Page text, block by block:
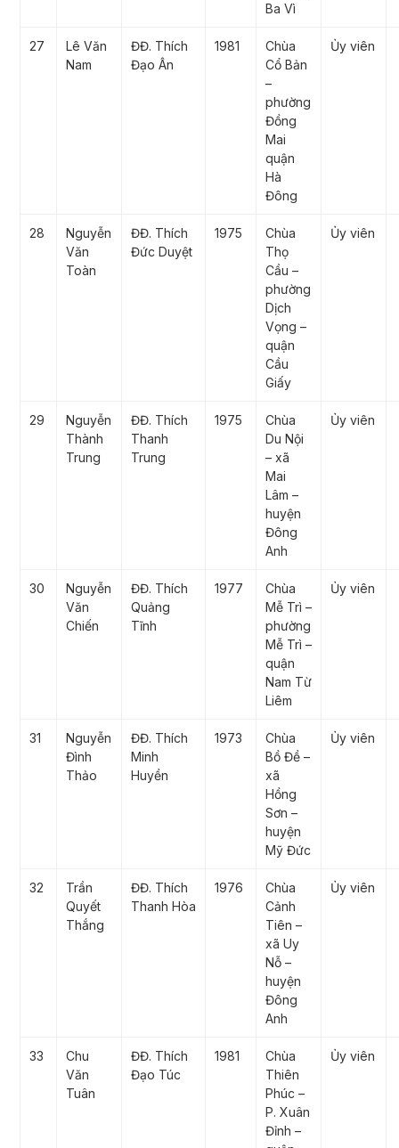
Ba Vì
27
Lê Văn
Nam
ĐĐ. Thích
Đạo Ân
1981
Chùa
Cổ Bản
–
phường
Đồng
Mai
quận
Hà
Đông
Ủy viên
28
Nguyễn
Văn
Toàn
ĐĐ. Thích
Đức Duyệt
1975
Chùa
Thọ
Cầu –
phường
Dịch
Vọng –
quận
Cầu
Giấy
Ủy viên
29
Nguyễn
Thành
Trung
ĐĐ. Thích
Thanh
Trung
1975
Chùa
Du Nội
– xã
Mai
Lâm –
huyện
Đông
Anh
Ủy viên
30
Nguyễn
Văn
Chiến
ĐĐ. Thích
Quảng
Tĩnh
1977
Chùa
Mễ Trì –
phường
Mễ Trì –
quận
Nam Từ
Liêm
Ủy viên
31
Nguyễn
Đình
Thảo
ĐĐ. Thích
Minh
Huyền
1973
Chùa
Bồ Đề –
xã
Hồng
Sơn –
huyện
Mỹ Đức
Ủy viên
32
Trần
Quyết
Thắng
ĐĐ. Thích
Thanh Hòa
1976
Chùa
Cảnh
Tiên –
xã Uy
Nỗ –
huyện
Đông
Anh
Ủy viên
33
Chu
Văn
Tuân
ĐĐ. Thích
Đạo Túc
1981
Chùa
Thiên
Phúc –
P. Xuân
Đỉnh –
Ủy viên